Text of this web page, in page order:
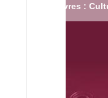
Livres :